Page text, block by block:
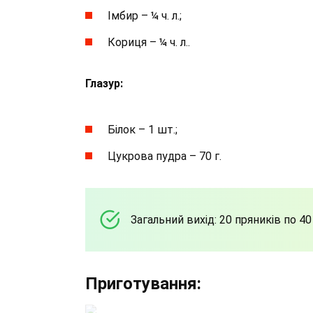
Імбир – ¼ ч. л.;
Кориця – ¼ ч. л..
Глазур:
Білок – 1 шт.;
Цукрова пудра – 70 г.
Загальний вихід: 20 пряників по
Приготування: